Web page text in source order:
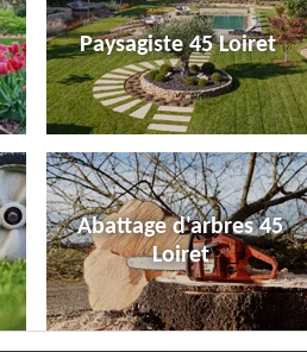
Paysagiste 45 Loiret
Abattage d'arbres 45
Loiret